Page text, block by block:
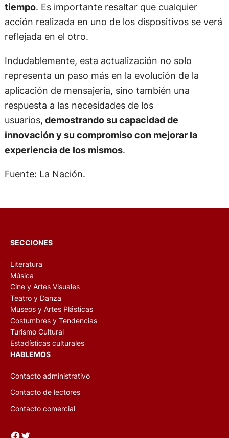
tiempo. Es importante resaltar que cualquier
acción realizada en uno de los dispositivos se verá
reflejada en el otro.
Indudablemente, esta actualización no solo
representa un paso más en la evolución de la
aplicación de mensajería, sino también una
respuesta a las necesidades de los
usuarios, demostrando su capacidad de
innovación y su compromiso con mejorar la
experiencia de los mismos.
Fuente: La Nación.
SECCIONES
Literatura
Música
Cine y Artes Visuales
Teatro y Danza
Museos y Artes Plásticas
Costumbres y Tendencias
Turismo Cultural
Estadísticas culturales
HABLEMOS
Contacto administrativo
Contacto de lectores
Contacto comercial
Facebook Twitter